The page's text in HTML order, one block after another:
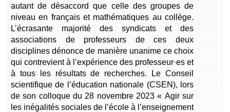
autant de désaccord que celle des groupes de
niveau en français et mathématiques au collège.
L’écrasante majorité des syndicats et des
associations de professeurs de ces deux
disciplines dénonce de manière unanime ce choix
qui contrevient à l’expérience des professeur·es et
à tous les résultats de recherches. Le Conseil
scientifique de l’éducation nationale (CSEN), lors
de son colloque du 28 novembre 2023 « Agir sur
les inégalités sociales de l’école à l’enseignement